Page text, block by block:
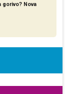
Nova